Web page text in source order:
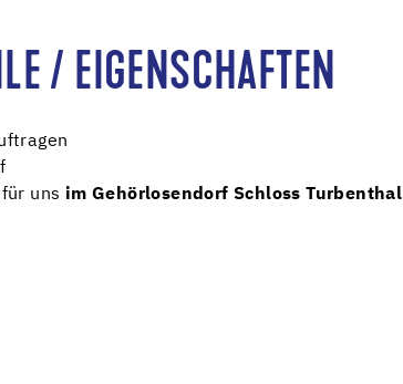
/ EIGENSCHAFTEN
uns im Gehörlosendorf Schloss Turbenthal